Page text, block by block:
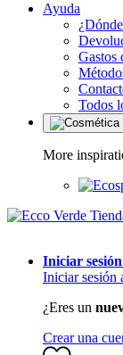
Ayuda
Gastos
Todos
More
Iniciar sesión
Iniciar sesión
¿Eres un
Crear una